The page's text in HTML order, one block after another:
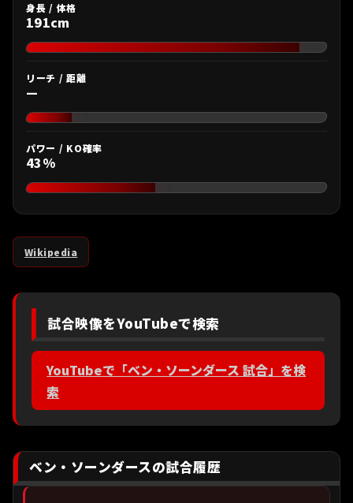
身長 / 体格
191cm
リーチ / 距離
—
パワー / KO確率
43%
Wikipedia
試合映像をYouTubeで検索
YouTubeで「ベン・ソーンダース 試合」を検
索
ベン・ソーンダースの試合履歴